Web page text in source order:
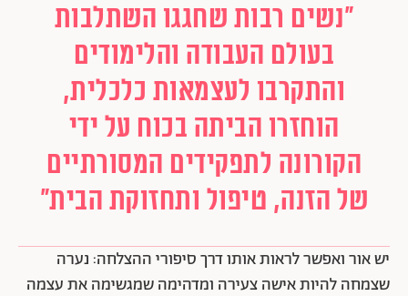
"נשים רבות שחגגו השתלבות
בעולם העבודה והלימודים
והתקרבו לעצמאות כלכלית,
הוחזרו הביתה בכוח על ידי
הקורונה לתפקידים המסורתיים
של הזנה, טיפול ותחזוקת הבית"
יש אור ואפשר לראות אותו דרך סיפורי ההצלחה: נערה
שצמחה להיות אישה צעירה ומדהימה שמגשימה את עצמה